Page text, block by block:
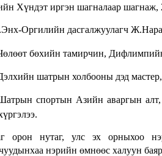
Хүндэт иргэн шагналаар шагнаж,
Оргилийн дасгалжуулагч
бөхийн тамирчин,
шатрын холбооны дэд
спортын Азийн аваргын алт,
орон нутаг, улс эх орныхоо
нэрийн өмнөөс халуун